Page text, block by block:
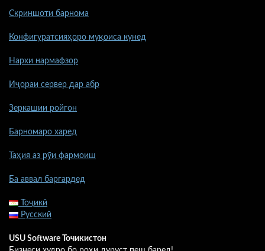
Скриншоти барнома
Конфигуратсияҳоро муқоиса кунед
Нархи нармафзор
Иҷораи сервер дар абр
Зеркашии ройгон
Барномаро харед
Таҳия аз рӯи фармоиш
Ба аввал баргардед
Тоҷикӣ
Русский
USU Software Точикистон